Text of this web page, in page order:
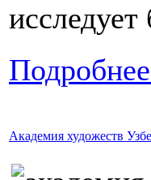
Академия художеств